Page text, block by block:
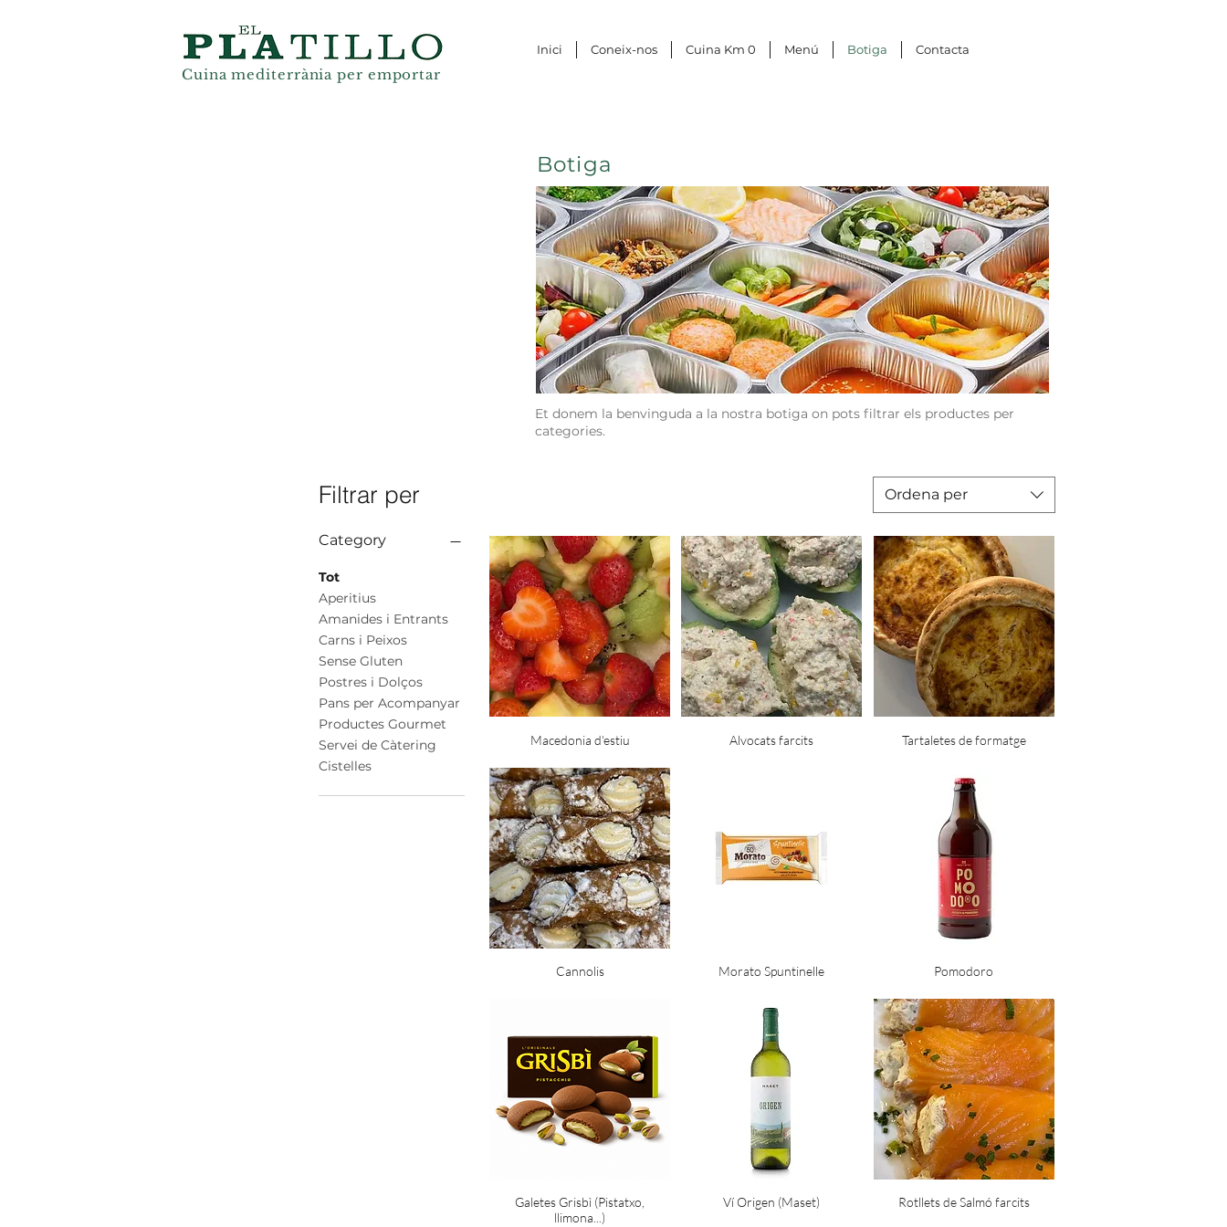
Cuina mediterràniaper emportar
Inici Coneix-nos Cuina Km 0 Menú Botiga Contacta
Botiga
Et donem la benvinguda a la nostra botiga on pots filtrar els productes per
categories.
Filtrar per
Category
Tot
Aperitius
Amanides i Entrants
Carns i Peixos
Sense Gluten
Postres i Dolços
Pans per Acompanyar
Productes Gourmet
Servei de Càtering
Cistelles
Ordena per
Macedonia d'estiu Alvocats farcits Tartaletes de formatge
Cannolis Morato Spuntinelle Pomodoro
Galetes Grisbì (Pistatxo,
llimona...)
Ví Origen (Maset) Rotllets de Salmó farcits